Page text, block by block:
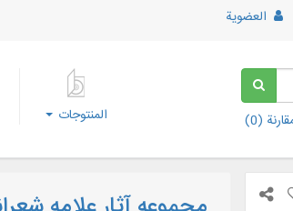
العضوية
(
0
) المنتوجات